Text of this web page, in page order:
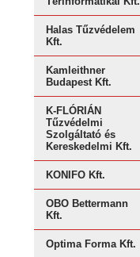
Halas Tűzvédelem
Kft.
Kamleithner
Budapest Kft.
K-FLÓRIÁN
Tűzvédelmi
Szolgáltató és
Kereskedelmi Kft.
KONIFO Kft.
OBO Bettermann
Kft.
Optima Forma Kft.